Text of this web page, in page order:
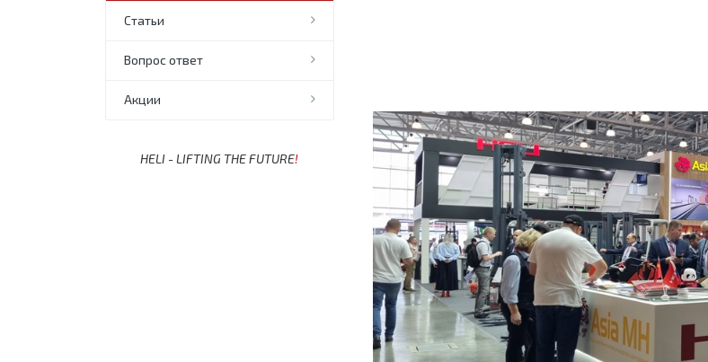
Статьи
Вопрос ответ
Акции
HELI - LIFTING THE FUTURE!